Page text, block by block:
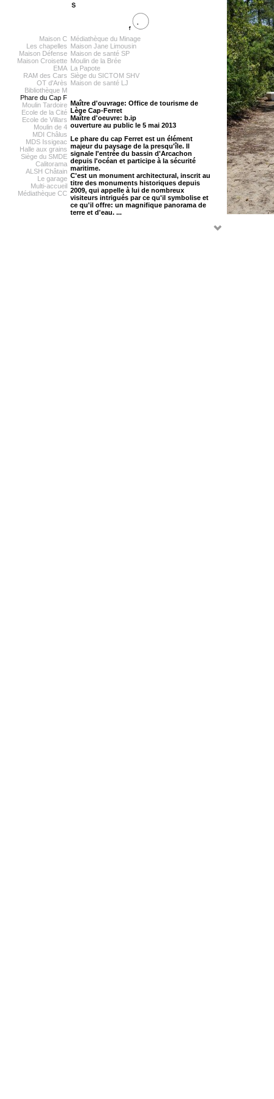
Maison C
Les chapelles
Maison Défense
Maison Croisette
EMA
RAM des Cars
OT d'Arès
Bibliothèque M
Phare du Cap F
Moulin Tardoire
Ecole de la Cité
Ecole de Villars
Moulin de 4
MDI Châlus
MDS Issigeac
Halle aux grains
Siège du SMDE
Calitorama
ALSH Châtain
Le garage
Multi-accueil
Médiathèque CC
Médiathèque du Minage
Maison Jane Limousin
Maison de santé SP
Moulin de la Brée
La Papote
Siège du SICTOM SHV
Maison de santé LJ
Maître d'ouvrage: Office de tourisme de
Lège Cap-Ferret
Maître d'oeuvre: b.ip
ouverture au public le 5 mai 2013
Le phare du cap Ferret est un élément
majeur du paysage de la presqu'île. Il
signale l'entrée du bassin d'Arcachon
depuis l'océan et participe à la sécurité
maritime.
C'est un monument architectural, inscrit au
titre des monuments historiques depuis
2009, qui appelle à lui de nombreux
visiteurs intrigués par ce qu'il symbolise et
ce qu'il offre: un magnifique panorama de
terre et d'eau. ...